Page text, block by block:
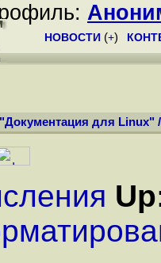
НОВОСТИ (+)
для Linux"